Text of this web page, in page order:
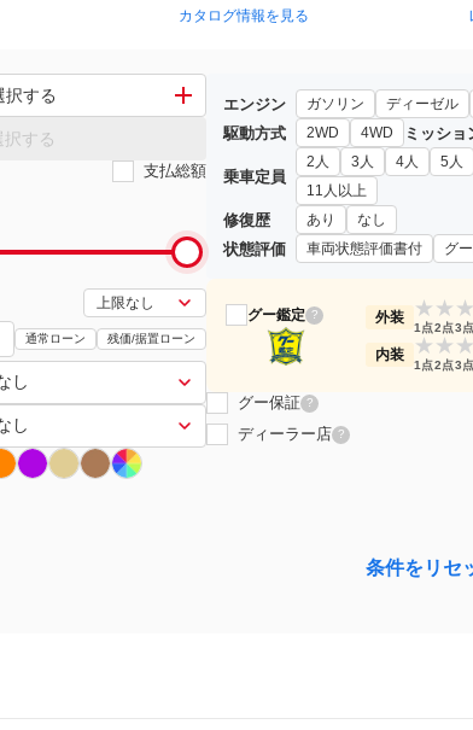
年12月（182） 2001年6月~2007年10月（50） 1999
カタログ情報を見る
択する
択する
支払総額
通常ローン 残価/据置ローン
エンジン ガソリン ディーゼル
駆動方式 2WD 4WD ミッショ
乗車定員
2人 3人 4人 5人
11人以上
修復歴 あり なし
状態評価 車両状態評価書付 グ
グー鑑定 ? 外装 ★
1点
★
2点
★
3点
内装 ★
1点
★
2点
★
3点
グー保証 ?
ディーラー店 ?
条件をリセ